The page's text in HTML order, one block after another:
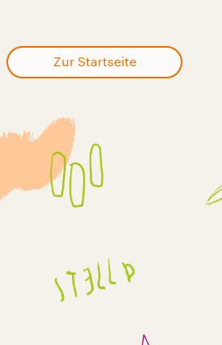
Zur Startseite